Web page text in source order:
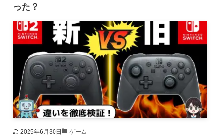
った？
2025年6月30日 ゲーム